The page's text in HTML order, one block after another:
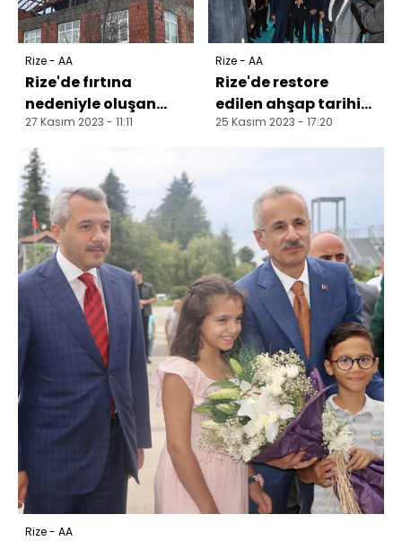
Rize - AA
Rize'de fırtına
nedeniyle oluşan
dev dalgalar
Karadeniz Sahil
Yolu'na ulaşt...
27 Kasım 2023 - 11:11
Rize - AA
Rize'de restore
edilen ahşap tarihi
cami ibadete açıldı
25 Kasım 2023 - 17:20
Rize - AA